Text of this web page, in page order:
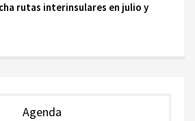
rutas interinsulares en julio y
Agenda